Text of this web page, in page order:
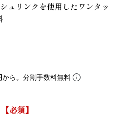
ュリンクを使用したワンタッ
から。分割手数料無料
【必須】